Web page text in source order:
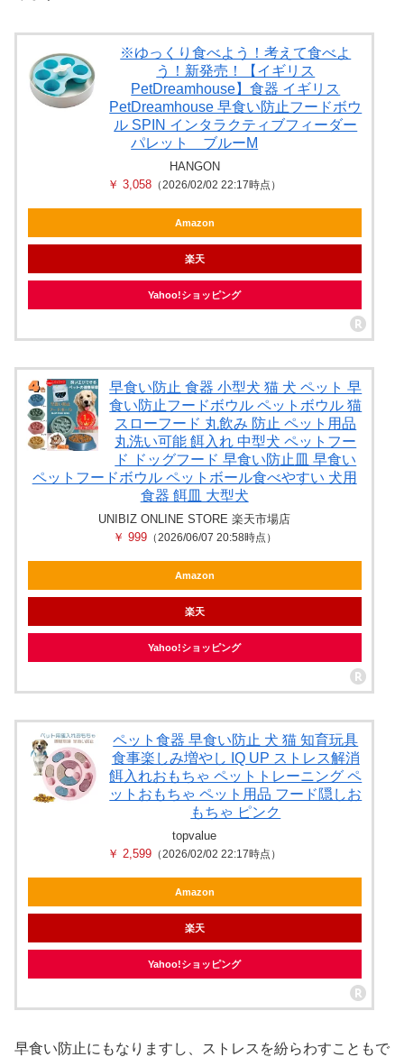
※ゆっくり食べよう！考えて食べよ
う！新発売！【イギリス
PetDreamhouse】食器 イギリス
PetDreamhouse 早食い防止フードボウ
ル SPIN インタラクティブフィーダー
パレット ブルーM
HANGON
￥ 3,058 （2026/02/02 22:17時点）
Amazon
楽天
Yahoo!ショッピング
早食い防止 食器 小型犬 猫 犬 ペット 早
食い防止フードボウル ペットボウル 猫
スローフード 丸飲み 防止 ペット用品
丸洗い可能 餌入れ 中型犬 ペットフー
ド ドッグフード 早食い防止皿 早食い
ペットフードボウル ペットボール食べやすい 犬用
食器 餌皿 大型犬
UNIBIZ ONLINE STORE 楽天市場店
￥ 999（2026/06/07 20:58時点）
Amazon
楽天
Yahoo!ショッピング
ペット食器 早食い防止 犬 猫 知育玩具
食事楽しみ増やし IQ UP ストレス解消
餌入れおもちゃ ペットトレーニング ペ
ットおもちゃ ペット用品 フード隠しお
もちゃ ピンク
topvalue
￥ 2,599 （2026/02/02 22:17時点）
Amazon
楽天
Yahoo!ショッピング
早食い防止にもなりますし、ストレスを紛らわすこともで